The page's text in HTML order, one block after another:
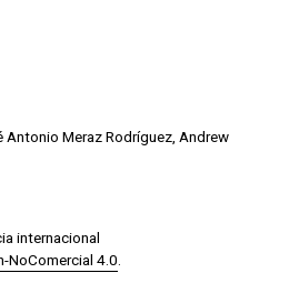
Meraz Rodríguez, Andrew
internacional
NoComercial 4.0